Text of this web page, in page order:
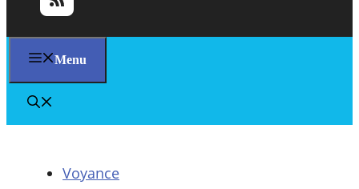
Menu
Voyance